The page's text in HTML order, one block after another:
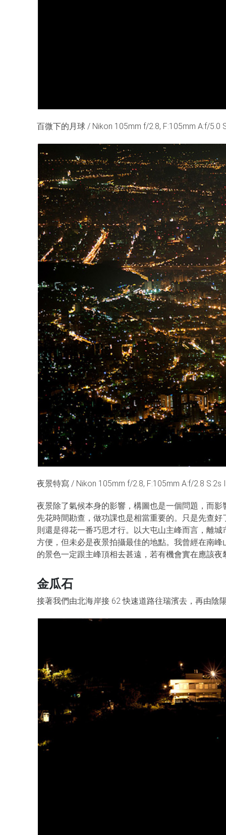
百微下的月球 / Nikon 105mm f/2.8, F:105mm A:f/5.0
夜景特寫 / Nikon 105mm f/2.8, F:105mm A:f/2.8 S:2s
夜景除了氣候本身的影響，構圖也是一個問題，而
先花時間勘查，做功課也是相當重要的。只是先查
則還是得花一番巧思才行。以大屯山主峰而言，離
方便，但未必是夜景拍攝最佳的地點。我曾經在南
的景色一定跟主峰頂相去甚遠，若有機會實在應該
金瓜石
接著我們由北海岸接 62 快速道路往瑞濱去，再由陰